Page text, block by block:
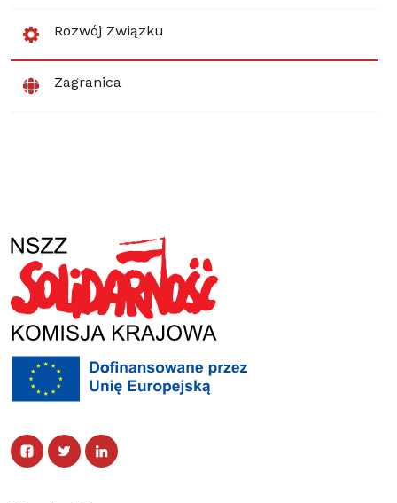
Rozwój Związku
Zagranica
Facebook Facebook
TwitterTwitter
Linked In